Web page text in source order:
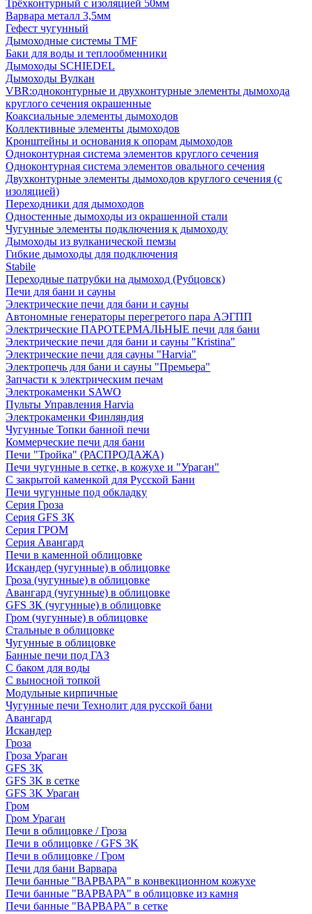
Трёхконтурный с изоляцией 50мм
Варвара металл 3,5мм
Гефест чугунный
Дымоходные системы TMF
Баки для воды и теплообменники
Дымоходы SCHIEDEL
Дымоходы Вулкан
VBR:одноконтурные и двухконтурные элементы дымохода
круглого сечения окрашенные
Коаксиальные элементы дымоходов
Коллективные элементы дымоходов
Кронштейны и основания к опорам дымоходов
Одноконтурная система элементов круглого сечения
Одноконтурная система элементов овального сечения
Двухконтурные элементы дымоходов круглого сечения (с
изоляцией)
Переходники для дымоходов
Одностенные дымоходы из окрашенной стали
Чугунные элементы подключения к дымоходу
Дымоходы из вулканической пемзы
Гибкие дымоходы для подключения
Stabile
Переходные патрубки на дымоход (Рубцовск)
Печи для бани и сауны
Электрические печи для бани и сауны
Автономные генераторы перегретого пара АЭГПП
Электрические ПАРОТЕРМАЛЬНЫЕ печи для бани
Электрические печи для бани и сауны "Кristina"
Электрические печи для сауны "Harvia"
Электропечь для бани и сауны "Премьера"
Запчасти к электрическим печам
Электрокаменки SAWO
Пульты Управления Harvia
Электрокаменки Финляндия
Чугунные Топки банной печи
Коммерческие печи для бани
Печи "Тройка" (РАСПРОДАЖА)
Печи чугунные в сетке, в кожухе и "Ураган"
С закрытой каменкой для Русской Бани
Печи чугунные под обкладку
Серия Гроза
Серия GFS ЗК
Серия ГРОМ
Серия Авангард
Печи в каменной облицовке
Искандер (чугунные) в облицовке
Гроза (чугунные) в облицовке
Авангард (чугунные) в облицовке
GFS ЗК (чугунные) в облицовке
Гром (чугунные) в облицовке
Стальные в облицовке
Чугунные в облицовке
Банные печи под ГАЗ
С баком для воды
С выносной топкой
Модульные кирпичные
Чугунные печи Технолит для русской бани
Авангард
Искандер
Гроза
Гроза Ураган
GFS 3K
GFS 3K в сетке
GFS 3K Ураган
Гром
Гром Ураган
Печи в облицовке / Гроза
Печи в облицовке / GFS 3K
Печи в облицовке / Гром
Печи для бани Варвара
Печи банные "ВАРВАРА" в конвекционном кожухе
Печи банные "ВАРВАРА" в облицовке из камня
Печи банные "ВАРВАРА" в сетке